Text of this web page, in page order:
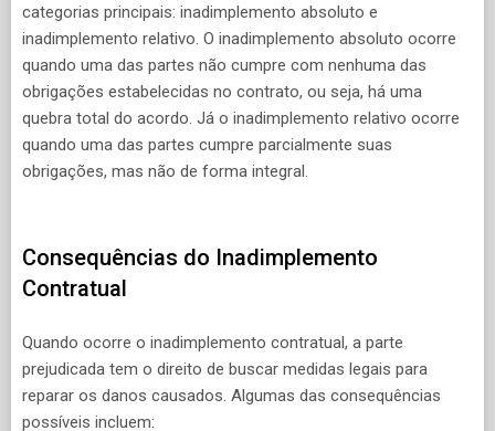
categorias principais: inadimplemento absoluto e
inadimplemento relativo. O inadimplemento absoluto ocorre
quando uma das partes não cumpre com nenhuma das
obrigações estabelecidas no contrato, ou seja, há uma
quebra total do acordo. Já o inadimplemento relativo ocorre
quando uma das partes cumpre parcialmente suas
obrigações, mas não de forma integral.
Consequências do Inadimplemento
Contratual
Quando ocorre o inadimplemento contratual, a parte
prejudicada tem o direito de buscar medidas legais para
reparar os danos causados. Algumas das consequências
possíveis incluem: